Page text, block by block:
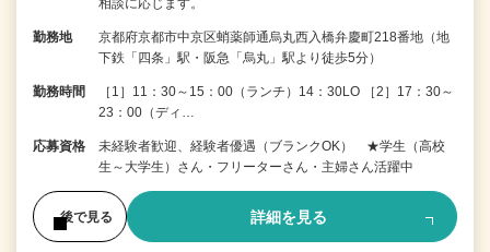
相談に応じます。
勤務地
京都府京都市中京区蛸薬師通烏丸西入橋弁慶町218番地（地
下鉄「四条」駅・阪急「烏丸」駅より徒歩5分）
勤務時間
［1］11：30～15：00（ランチ）14：30LO ［2］17：30～
23：00（ディ…
応募資格
未経験者歓迎、経験者優遇（ブランクOK） ★学生（高校
生～大学生）さん・フリーターさん・主婦さん活躍中
後で見る 詳細を見る